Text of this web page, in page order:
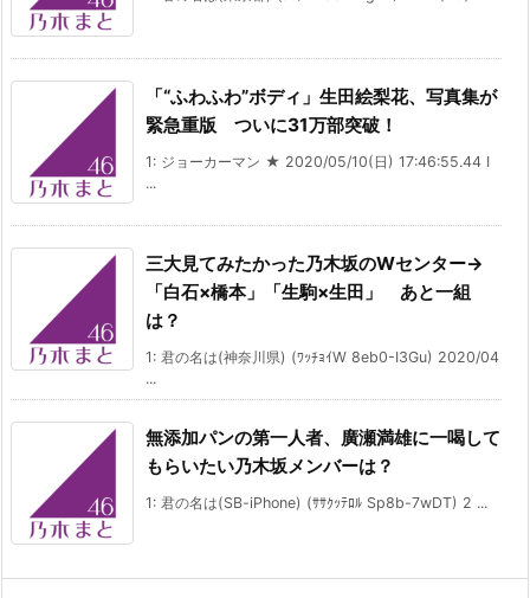
「“ふわふわ”ボディ」生田絵梨花、写真集が
緊急重版 ついに31万部突破！
1: ジョーカーマン ★ 2020/05/10(日) 17:46:55.44 I
...
三大見てみたかった乃木坂のWセンター→
「白石×橋本」「生駒×生田」 あと一組
は？
1: 君の名は(神奈川県) (ﾜｯﾁｮｲW 8eb0-I3Gu) 2020/04
...
無添加パンの第一人者、廣瀬満雄に一喝して
もらいたい乃木坂メンバーは？
1: 君の名は(SB-iPhone) (ｻｻｸｯﾃﾛﾙ Sp8b-7wDT) 2 ...